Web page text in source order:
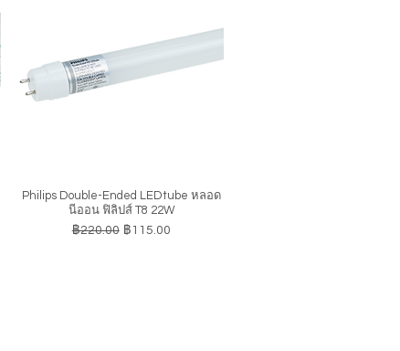
ดูข้อมูลด่วน
Philips Double-Ended LEDtube หลอด
นีออน ฟิลิปส์ T8 22W
ราคาปกติ
฿220.00 ราคาขายลด
฿115.00